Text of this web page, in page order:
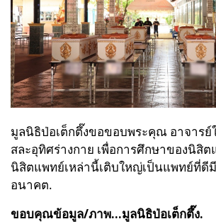
มูลนิธิป่อเต็กตึ๊งขอขอบพระคุณ อาจาร
สละอุทิศร่างกาย เพื่อการศึกษาของนิสิต
นิสิตแพทย์เหล่านี้เติบใหญ่เป็นแพทย์ที่ดี
อนาคต.
ขอบคุณข้อมูล/ภาพ...มูลนิธิป่อเต็กตึ๊ง.